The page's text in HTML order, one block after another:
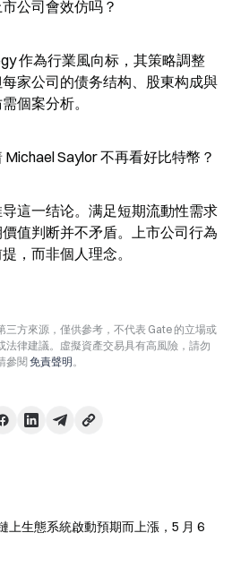
公司會效仿吗？
作為行業風向标，其策略調整
家公司的债务结构、股東构成與
個案分析。
Saylor 不再看好比特幣？
這一结论。满足短期流動性需求
值判断并不矛盾。上市公司行為
，而非個人理念。
方來源，僅供參考，不代表 Gate 的立場或
法律建議。虛擬資產交易具有高風險，請勿
參閱 免責聲明。
上生態系統啟動預期而上漲，5 月 6